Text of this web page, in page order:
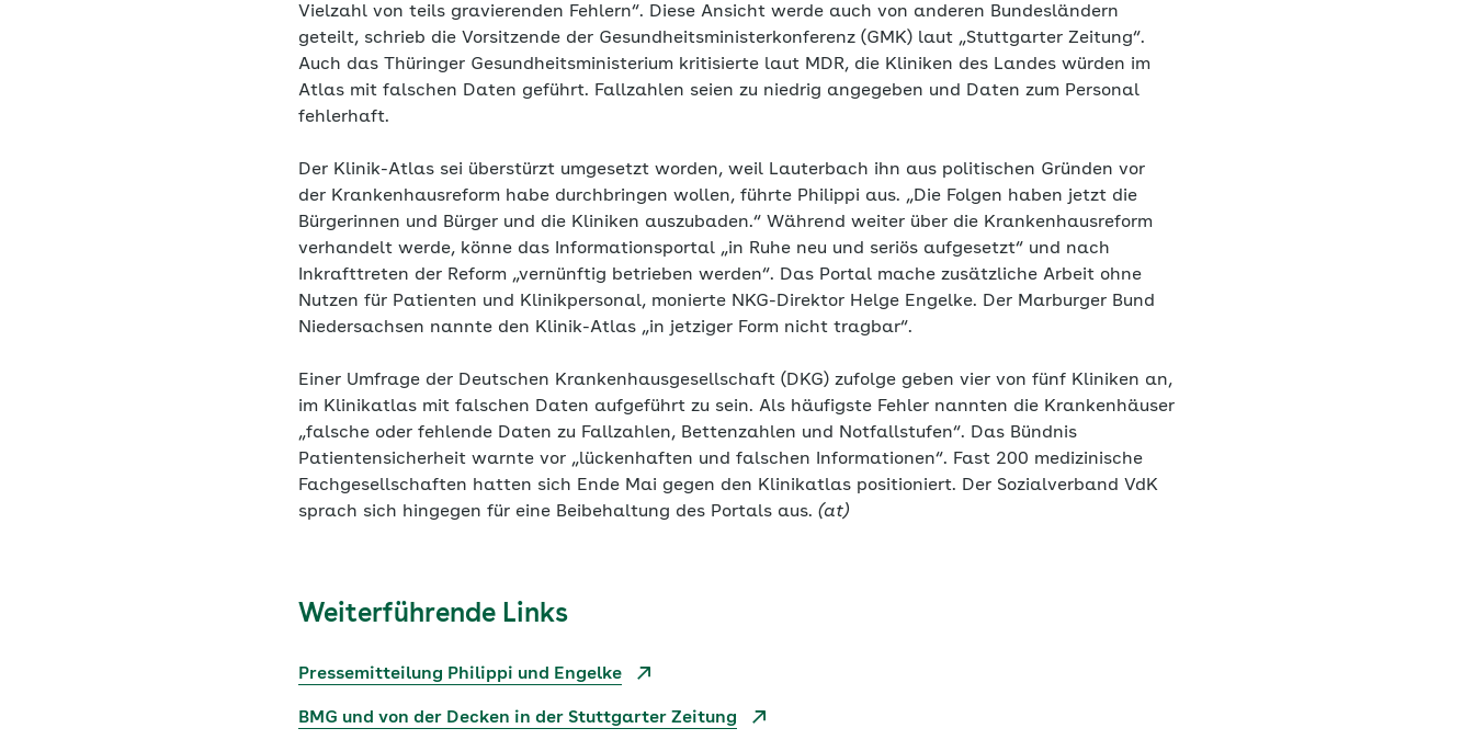
Vielzahl von teils gravierenden Fehlern“. Diese Ansicht werde auch von anderen Bundesländern
geteilt, schrieb die Vorsitzende der Gesundheitsministerkonferenz (GMK) laut „Stuttgarter Zeitung“.
Auch das Thüringer Gesundheitsministerium kritisierte laut MDR, die Kliniken des Landes würden im
Atlas mit falschen Daten geführt. Fallzahlen seien zu niedrig angegeben und Daten zum Personal
fehlerhaft.
Der Klinik-Atlas sei überstürzt umgesetzt worden, weil Lauterbach ihn aus politischen Gründen vor
der Krankenhausreform habe durchbringen wollen, führte Philippi aus. „Die Folgen haben jetzt die
Bürgerinnen und Bürger und die Kliniken auszubaden.“ Während weiter über die Krankenhausreform
verhandelt werde, könne das Informationsportal „in Ruhe neu und seriös aufgesetzt“ und nach
Inkrafttreten der Reform „vernünftig betrieben werden“. Das Portal mache zusätzliche Arbeit ohne
Nutzen für Patienten und Klinikpersonal, monierte NKG-Direktor Helge Engelke. Der Marburger Bund
Niedersachsen nannte den Klinik-Atlas „in jetziger Form nicht tragbar“.
Einer Umfrage der Deutschen Krankenhausgesellschaft (DKG) zufolge geben vier von fünf Kliniken an,
im Klinikatlas mit falschen Daten aufgeführt zu sein. Als häufigste Fehler nannten die Krankenhäuser
„falsche oder fehlende Daten zu Fallzahlen, Bettenzahlen und Notfallstufen“. Das Bündnis
Patientensicherheit warnte vor „lückenhaften und falschen Informationen“. Fast 200 medizinische
Fachgesellschaften hatten sich Ende Mai gegen den Klinikatlas positioniert. Der Sozialverband VdK
sprach sich hingegen für eine Beibehaltung des Portals aus. (at)
Weiterführende Links
Pressemitteilung Philippi und Engelke
BMG und von der Decken in der Stuttgarter Zeitung